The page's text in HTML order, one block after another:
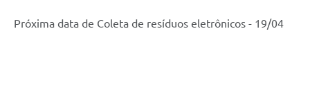
Próxima data de Coleta de resíduos eletrônicos - 19/04